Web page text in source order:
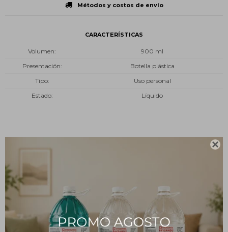

Métodos y costos de envío
CARACTERÍSTICAS
Volumen
900 ml
Presentación
Botella plástica
Tipo
Uso personal
Estado
Líquido
¿Qué es?
El oxidante cremoso actúa sobre tu cabello decolorándolo para
un posterior tratamiento con tintas. Al aplicar el oxidante cremoso
sobre tu cabello, se inicia un proceso de decoloración en el cual